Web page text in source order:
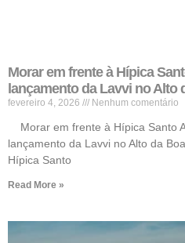
Morar em frente à Hípica
lançamento da Lavvi no Alto
fevereiro 4, 2026 Nenhum comentário
Morar em frente à Hípica Santo
lançamento da Lavvi no Alto da
Hípica Santo
Read More »